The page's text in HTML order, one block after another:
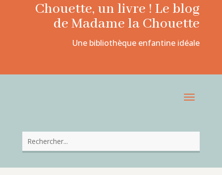
Chouette, un livre ! Le blog
de Madame la Chouette
Une bibliothèque enfantine idéale